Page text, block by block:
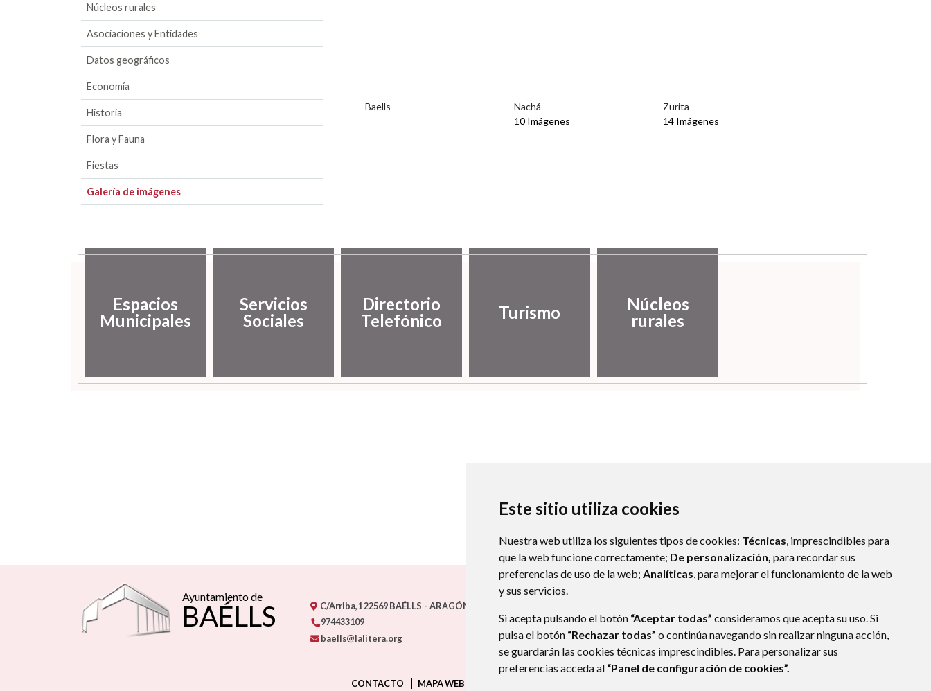
Este sitio utiliza cookies
Nuestra web utiliza los siguientes tipos de cookies: Técnicas, imprescindibles para
que la web funcione correctamente; De personalización, para recordar sus
preferencias de uso de la web; Analíticas, para mejorar el funcionamiento de la web
y sus servicios.
Si acepta pulsando el botón “Aceptar todas” consideramos que acepta su uso. Si
pulsa el botón “Rechazar todas” o continúa navegando sin realizar ninguna acción,
se guardarán las cookies técnicas imprescindibles. Para personalizar sus
preferencias acceda al “Panel de configuración de cookies”.
Núcleos rurales
Asociaciones y Entidades
Datos geográficos
Economía
Historia
Flora y Fauna
Fiestas
Galería de imágenes
Baells
Nachá
10 Imágenes
Zurita
14 Imágenes
Espacios
Municipales
Servicios
Sociales
Directorio
Telefónico
Turismo
Núcleos
rurales
Ayuntamiento de
BAÉLLS C/Arriba,122569BAÉLLS - ARAGÓN
974433109
baells@lalitera.org
CONTACTO MAPA WEB